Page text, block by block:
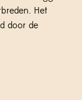
Het
door de